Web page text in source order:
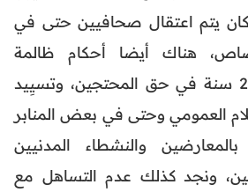
كان يتم اعتقال صحافيين حتى في
هناك أيضا أحكام ظالمة
وقاسية تصل إلى 20 سنة في حق المحتجين، وتسيِيد
العمومي وحتى في بعض المنابر
والنشطاء المدنيين
ونجد كذلك عدم التساهل مع